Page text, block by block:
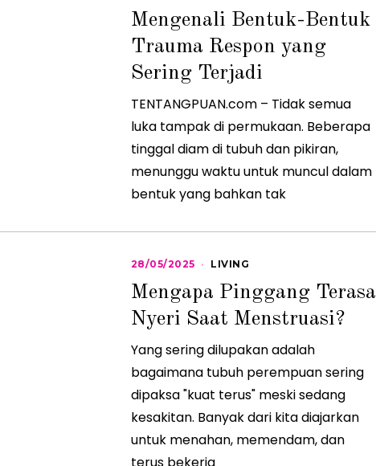
/
5
/
2
0
5
Mengenali Bentuk-Bentuk
Trauma Respon yang
Sering Terjadi
TENTANGPUAN.com – Tidak semua
luka tampak di permukaan. Beberapa
tinggal diam di tubuh dan pikiran,
menunggu waktu untuk muncul dalam
bentuk yang bahkan tak
28/05/2025 2
/
0
5
/
0
2
5
LIVING
Mengapa Pinggang Terasa
Nyeri Saat Menstruasi?
Yang sering dilupakan adalah
bagaimana tubuh perempuan sering
dipaksa "kuat terus" meski sedang
kesakitan. Banyak dari kita diajarkan
untuk menahan, memendam, dan
terus bekerja